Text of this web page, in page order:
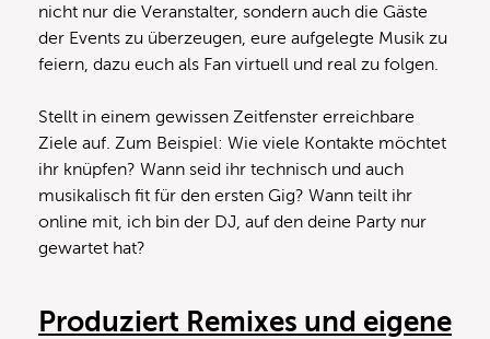
nicht nur die Veranstalter, sondern auch die Gäste
der Events zu überzeugen, eure aufgelegte Musik zu
feiern, dazu euch als Fan virtuell und real zu folgen.
Stellt in einem gewissen Zeitfenster erreichbare
Ziele auf. Zum Beispiel: Wie viele Kontakte möchtet
ihr knüpfen? Wann seid ihr technisch und auch
musikalisch fit für den ersten Gig? Wann teilt ihr
online mit, ich bin der DJ, auf den deine Party nur
gewartet hat?
Produziert Remixes und eigene